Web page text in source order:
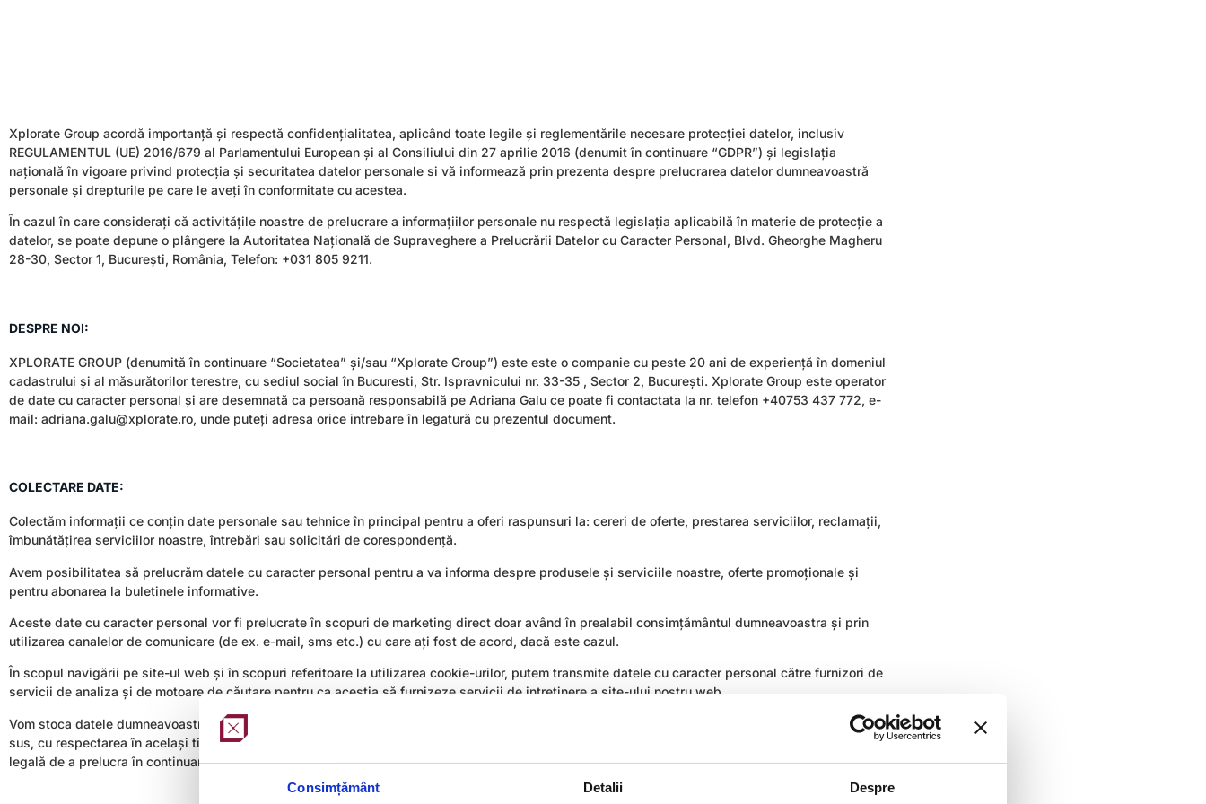
Consimțământ Detalii Despre
Xplorate Group acordă importanță și respectă confidențialitatea, aplicând toate legile și reglementările necesare protecției datelor, inclusiv
REGULAMENTUL (UE) 2016/679 al Parlamentului European și al Consiliului din 27 aprilie 2016 (denumit în continuare “GDPR”) și legislația
națională în vigoare privind protecția și securitatea datelor personale si vă informează prin prezenta despre prelucrarea datelor dumneavoastră
personale și drepturile pe care le aveți în conformitate cu acestea.
În cazul în care considerați că activitățile noastre de prelucrare a informațiilor personale nu respectă legislația aplicabilă în materie de protecție a
datelor, se poate depune o plângere la Autoritatea Națională de Supraveghere a Prelucrării Datelor cu Caracter Personal, Blvd. Gheorghe Magheru
28-30, Sector 1, București, România, Telefon: +031 805 9211.
DESPRE NOI:
XPLORATE GROUP (denumită în continuare “Societatea” și/sau “Xplorate Group”) este este o companie cu peste 20 ani de experiență în domeniul
cadastrului și al măsurătorilor terestre, cu sediul social în Bucuresti, Str. Ispravnicului nr. 33-35 , Sector 2, București. Xplorate Group este operator
de date cu caracter personal și are desemnată ca persoană responsabilă pe Adriana Galu ce poate fi contactata la nr. telefon +40753 437 772, e-
mail: adriana.galu@xplorate.ro, unde puteți adresa orice intrebare în legatură cu prezentul document.
COLECTARE DATE:
Colectăm informații ce conțin date personale sau tehnice în principal pentru a oferi raspunsuri la: cereri de oferte, prestarea serviciilor, reclamații,
îmbunătățirea serviciilor noastre, întrebări sau solicitări de corespondență.
Avem posibilitatea să prelucrăm datele cu caracter personal pentru a va informa despre produsele și serviciile noastre, oferte promoționale și
pentru abonarea la buletinele informative.
Aceste date cu caracter personal vor fi prelucrate în scopuri de marketing direct doar având în prealabil consimțământul dumneavoastra și prin
utilizarea canalelor de comunicare (de ex. e-mail, sms etc.) cu care ați fost de acord, dacă este cazul.
În scopul navigării pe site-ul web și în scopuri referitoare la utilizarea cookie-urilor, putem transmite datele cu caracter personal către furnizori de
servicii de analiza și de motoare de căutare pentru ca aceștia să furnizeze servicii de intreținere a site-ului nostru web.
Vom stoca datele dumneavoastră cu caracter personal doar pe perioada de timp necesară pentru atingerea scopurilor de prelucrare expuse mai
sus, cu respectarea în același timp a cerințelor legale în vigoare. În cazul în care Societatea va stabili că are un interes legitim sau o obligație
legală de a prelucra în continuare datele dumneavoastră cu caracter personal în alte scopuri, veți fi informați în mod corespunzator în acest sens.